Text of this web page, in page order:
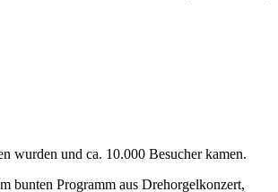
wurden und ca. 10.000 Besucher kamen.
bunten Programm aus Drehorgelkonzert,